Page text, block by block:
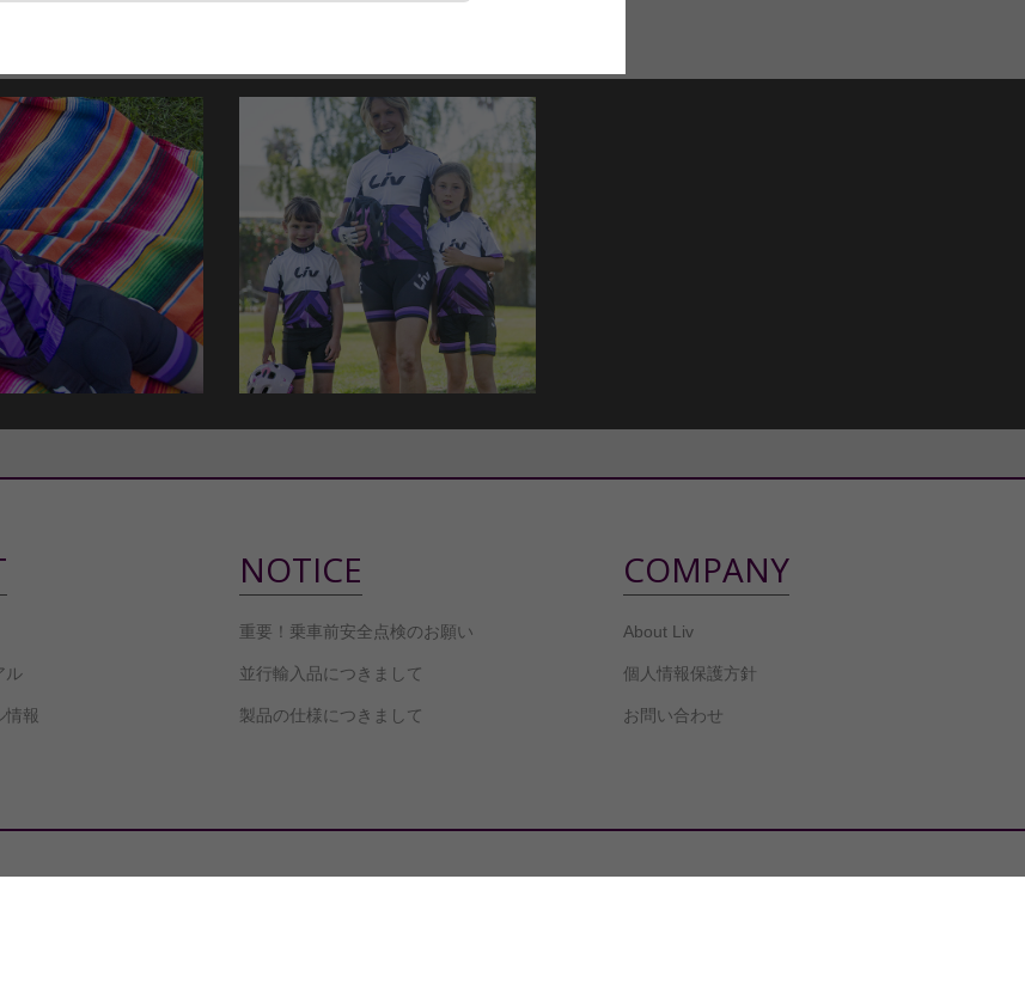
ル
情報
NOTICE
重要！乗車前安全点検のお願い
並行輸入品につきまして
製品の仕様につきまして
COMPANY
About Liv
個人情報保護方針
お問い合わせ